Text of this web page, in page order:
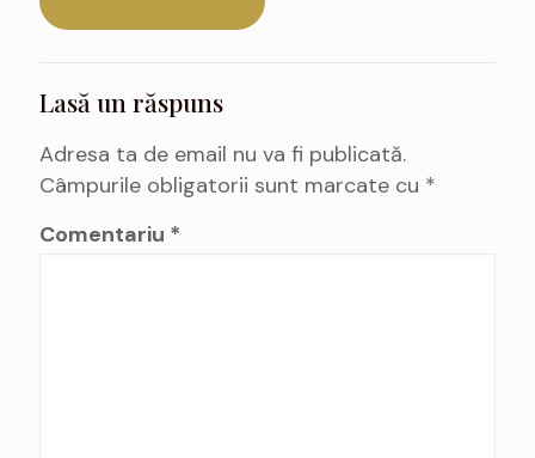
Lasă un răspuns
Adresa ta de email nu va fi publicată.
Câmpurile obligatorii sunt marcate cu *
Comentariu *